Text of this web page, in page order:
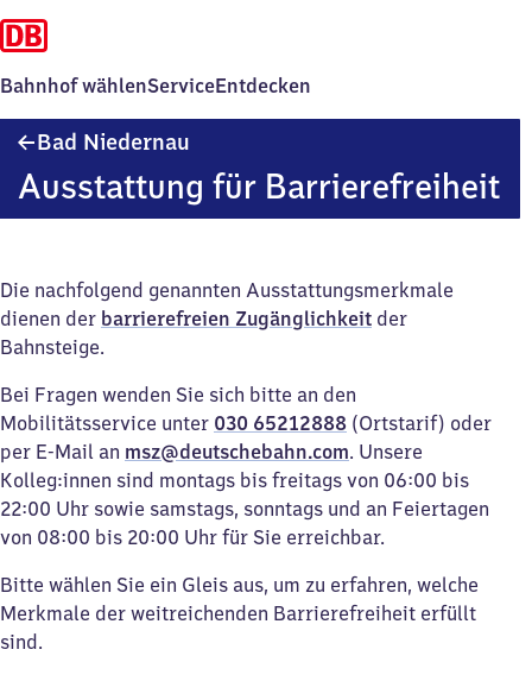
Bahnhof wählenServiceEntdecken
Bad Niedernau
Niedernau
Ausstattung für Barrierefreiheit
Die nachfolgend genannten Ausstattungsmerkmale
dienen der barrierefreien Zugänglichkeit der
Bahnsteige.
Bei Fragen wenden Sie sich bitte an den
Mobilitätsservice unter 030 65212888 (Ortstarif) oder
per E-Mail an msz@deutschebahn.com. Unsere
Kolleg:innen sind montags bis freitags von 06:00 bis
22:00 Uhr sowie samstags, sonntags und an Feiertagen
von 08:00 bis 20:00 Uhr für Sie erreichbar.
Bitte wählen Sie ein Gleis aus, um zu erfahren, welche
Merkmale der weitreichenden Barrierefreiheit erfüllt
sind.